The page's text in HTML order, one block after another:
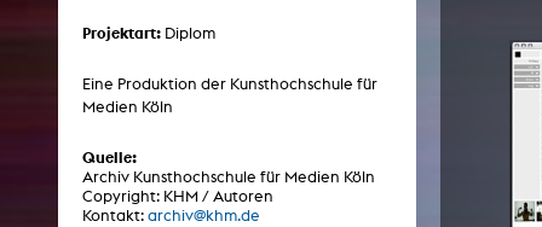
Projektart: Diplom
Eine Produktion der Kunsthochschule für
Medien Köln
Quelle:
Archiv Kunsthochschule für Medien Köln
Copyright: KHM / Autoren
Kontakt: archiv@khm.de
Künstlerische Arbeiten Studierende